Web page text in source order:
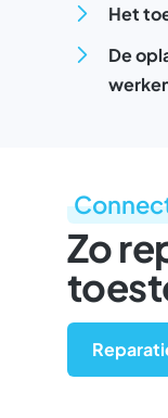
Het
De
Zo